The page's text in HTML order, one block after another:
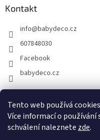
Tento web používá
Více informací o
schválení naleznete zde.
Kontakt
info@babydeco.cz
607848030
Facebook
babydeco.cz